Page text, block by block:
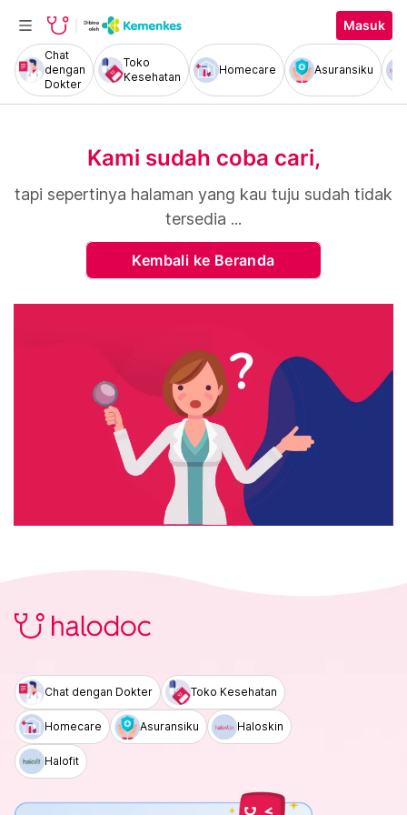
Masuk
Chat
dengan
Dokter
Toko
Kesehatan
Homecare Asuransiku
Kami sudah coba cari,
tapi sepertinya halaman yang kau tuju sudah tidak
tersedia ...
Kembali ke Beranda
Chat dengan Dokter Toko Kesehatan
Homecare Asuransiku Haloskin
Halofit